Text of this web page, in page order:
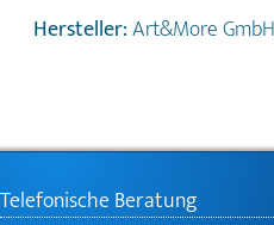
Hersteller:Art&More
Telefonische Beratung